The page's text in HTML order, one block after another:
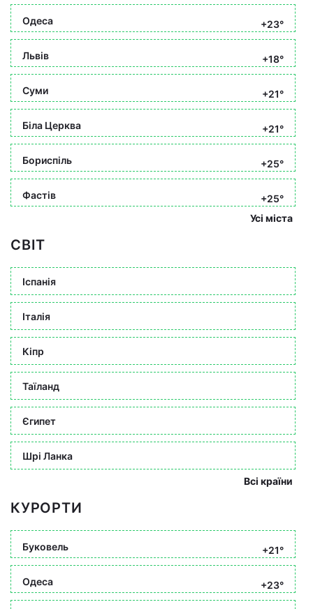
Одеса +23°
Львів +18°
Суми +21°
Біла Церква +21°
Бориспіль +25°
Фастів
+25°
Усі міста
СВІТ
Іспанія
Італія
Кіпр
Таїланд
Єгипет
Шрі Ланка
Всі країни
КУРОРТИ
Буковель +21°
Одеса +23°